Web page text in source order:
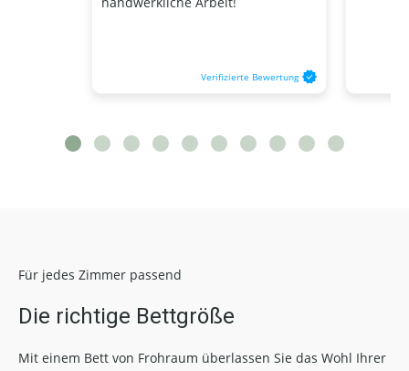
Verifizierte Bewertung
Für jedes Zimmer passend
Die richtige Bettgröße
Mit einem Bett von Frohraum überlassen Sie das Wohl Ihrer